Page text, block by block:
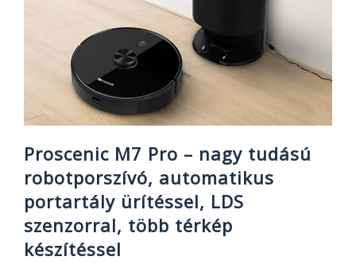
Proscenic M7 Pro – nagy tudású
robotporszívó, automatikus
portartály ürítéssel, LDS
szenzorral, több térkép
készítéssel